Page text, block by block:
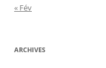
« Fév
ARCHIVES